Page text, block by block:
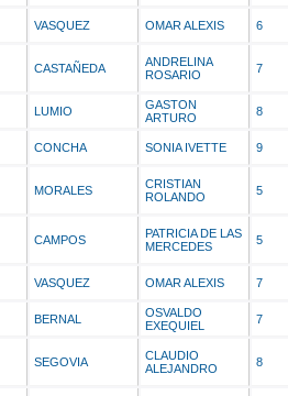
VASQUEZ OMAR ALEXIS 6
CASTAÑEDA
ANDRELINA
ROSARIO
7
LUMIO
GASTON
ARTURO
8
CONCHA SONIA IVETTE 9
MORALES
CRISTIAN
ROLANDO
5
CAMPOS
PATRICIA DE LAS
MERCEDES
5
VASQUEZ OMAR ALEXIS 7
BERNAL
OSVALDO
EXEQUIEL
7
SEGOVIA
CLAUDIO
ALEJANDRO
8